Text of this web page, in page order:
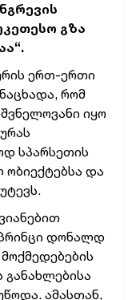
გზა
ერთ-ერთი
რომ
იყო
სპარსეთის
ობიექტებსა და
დონალდ
განახლებისა
ამასთან,